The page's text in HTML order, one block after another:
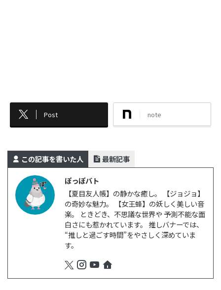
Post note
この記事を書いた人 最新記事
ぽっぽバト
【夏目友人帳】の静かな癒し。 【ジョジョ】
の奇妙な魅力。 【女王蜂】の妖しく美しい音
楽。 ときどき、不思議な世界や 予測不能な面
白さにも惹かれています。 推しバナーでは、
“推しと過ごす時間”をやさしく深めていま
す。